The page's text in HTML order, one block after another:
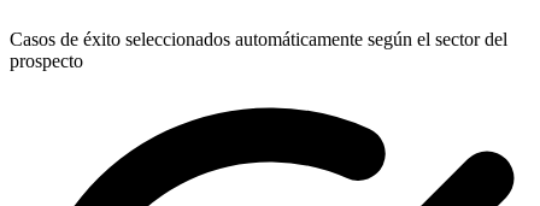
Casos de éxito seleccionados automáticamente según el sector del
prospecto